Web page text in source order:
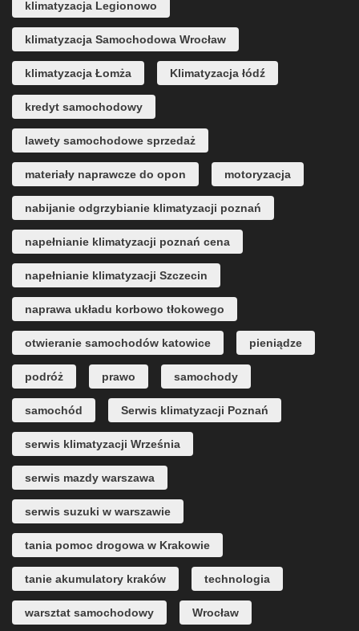
klimatyzacja Legionowo
klimatyzacja Samochodowa Wrocław
klimatyzacja Łomża Klimatyzacja łódź
kredyt samochodowy
lawety samochodowe sprzedaż
materiały naprawcze do opon motoryzacja
nabijanie odgrzybianie klimatyzacji poznań
napełnianie klimatyzacji poznań cena
napełnianie klimatyzacji Szczecin
naprawa układu korbowo tłokowego
otwieranie samochodów katowice pieniądze
podróż prawo samochody
samochód Serwis klimatyzacji Poznań
serwis klimatyzacji Września
serwis mazdy warszawa
serwis suzuki w warszawie
tania pomoc drogowa w Krakowie
tanie akumulatory kraków technologia
warsztat samochodowy Wrocław